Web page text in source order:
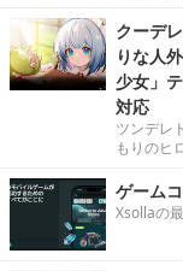
クーデ
りな人
少女」
対応
ツンデレ
もりのヒ
ゲーム
Xsollaの